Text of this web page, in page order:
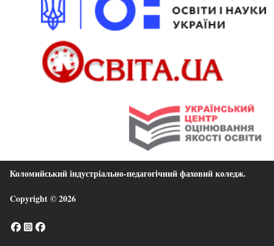
Коломийський індустріально-педагогічний фаховий коледж.
Copyright © 2026